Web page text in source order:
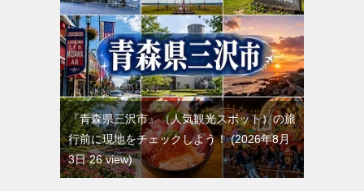
『青森県三沢市』（人気観光スポット）の旅
行前に現地をチェックしよう！ 2026年8月
3日 26 view